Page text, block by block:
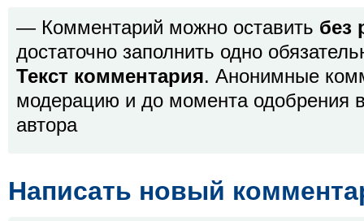
— Комментарий можно оставить без
достаточно заполнить одно
Текст комментария. Анонимные
модерацию и до момента одобрения
автора
Написать новый